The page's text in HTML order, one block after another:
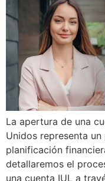
La apertura de una
Unidos representa
planificación
detallaremos el
una cuenta IUL a